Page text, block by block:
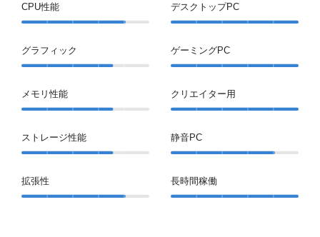
CPU性能
グラフィック
メモリ性能
ストレージ性能
拡張性
デスクトップPC
ゲーミングPC
クリエイター用
静音PC
長時間稼働